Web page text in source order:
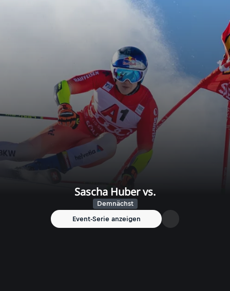
Sascha Huber vs.
Demnächst
Event-Serie anzeigen